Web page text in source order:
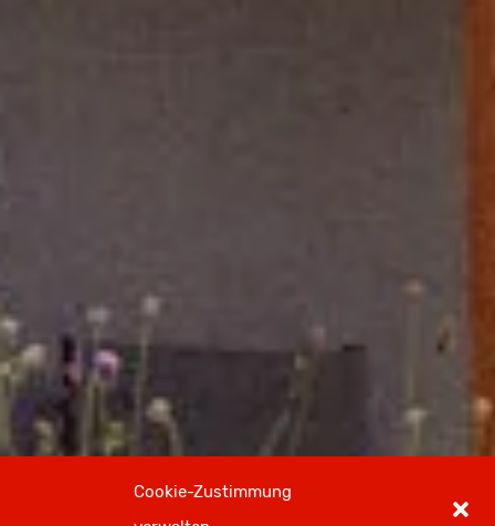
Cookie-Zustimmung